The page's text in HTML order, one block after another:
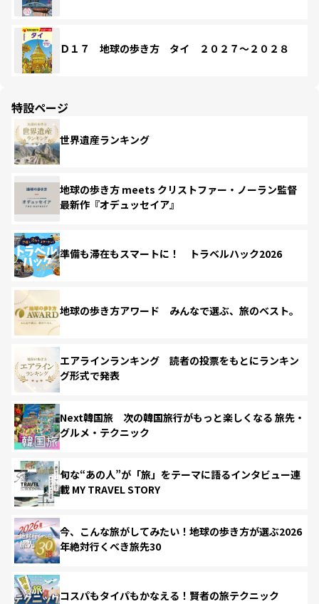
Ｄ１７ 地球の歩き方 タイ ２０２７～２０２８
特設ページ
世界遺産ランキング
地球の歩き方 meets クリストファー・ノーラン監督
最新作『オデュッセイア』
準備も滞在もスマートに！ トラベルハック2026
地球の歩き方アワード みんなで選ぶ、旅のベスト。
エアラインランキング 読者の投票をもとにランキン
グ形式で発表
Next韓国旅 次の韓国旅行がもっと楽しくなる 旅先・
グルメ・テクニック
旬な“あの人”が「旅」をテーマに語るインタビュー連
載 MY TRAVEL STORY
今、こんな旅がしてみたい！地球の歩き方が選ぶ2026
年絶対行くべき旅先30
コスパもタイパもかなえる！賢者の旅テクニック